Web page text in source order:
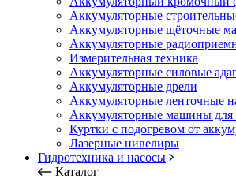
Аккумуляторные
Аккумуляторные щёточные
Аккумуляторные
Измерительная техника
Аккумуляторные силовые
Аккумуляторные дрели
Аккумуляторные ленточные
Аккумуляторные машины
Куртки с подогревом от
Лазерные нивелиры
Гидротехника и насосы
Каталог